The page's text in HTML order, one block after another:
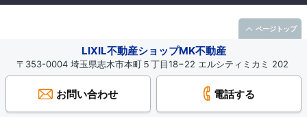
LIXIL不動産ショップMK不動産
〒353-0004 埼玉県志木市本町５丁目18−22 エルシティミカミ 202
お問い合わせ 電話する
ページトップ